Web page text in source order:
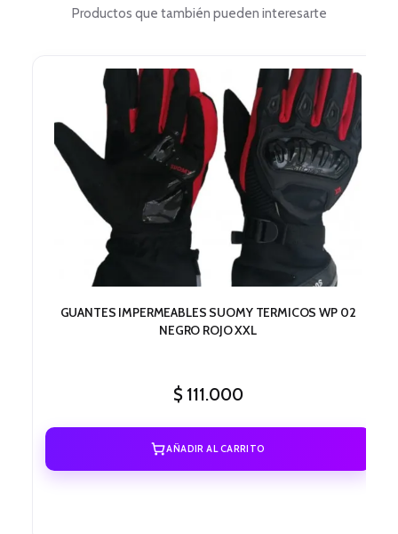
Productos que también pueden interesarte
GUANTES IMPERMEABLES SUOMY TERMICOS WP 02
NEGRO ROJO XXL
$111.000
AÑADIR AL CARRITO